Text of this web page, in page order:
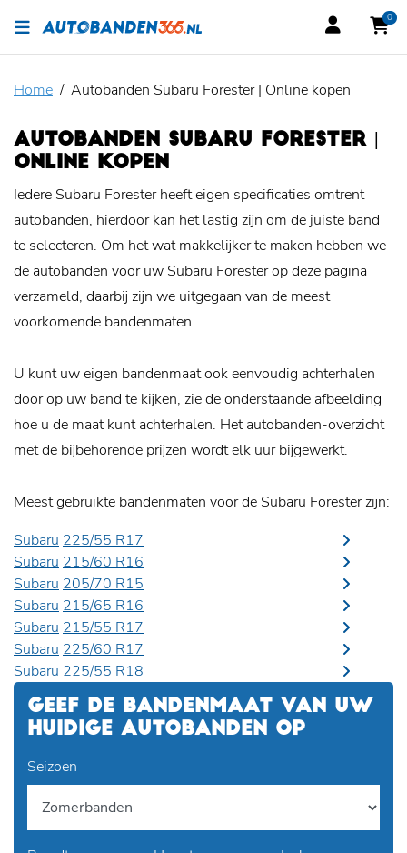
0
Home Autobanden Subaru Forester | Online kopen
AUTOBANDEN SUBARU FORESTER |
ONLINE KOPEN
Iedere Subaru Forester heeft eigen specificaties omtrent
autobanden, hierdoor kan het lastig zijn om de juiste band
te selecteren. Om het wat makkelijker te maken hebben we
de autobanden voor uw Subaru Forester op deze pagina
verzameld, daarbij zijn we uitgegaan van de meest
voorkomende bandenmaten.
U kunt uw eigen bandenmaat ook eenvoudig achterhalen
door op uw band te kijken, zie de onderstaande afbeelding
hoe u de maat kunt achterhalen. Het autobanden-overzicht
met de bijbehorende prijzen wordt elk uur bijgewerkt.
Meest gebruikte bandenmaten voor de Subaru Forester zijn:
Subaru 225/55 R17
Subaru 215/60 R16
Subaru 205/70 R15
Subaru 215/65 R16
Subaru 215/55 R17
Subaru 225/60 R17
Subaru 225/55 R18
GEEF DE BANDENMAAT VAN UW
HUIDIGE AUTOBANDEN OP
Seizoen